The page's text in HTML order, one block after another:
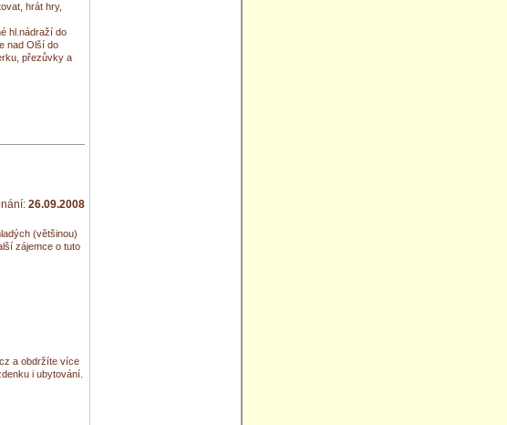
hrát hry,
hl.nádraží do
nad Olší do
přezůvky a
26.09.2008
(většinou)
zájemce o tuto
a obdržíte více
i ubytování.